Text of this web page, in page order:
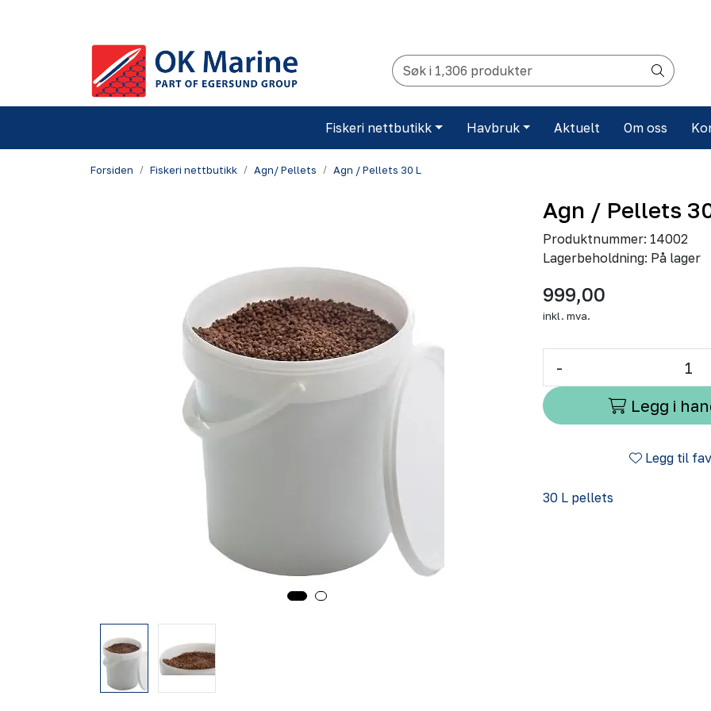
Fiskeri nettbutikk Havbruk Aktuelt Om oss
Forsiden Fiskeri nettbutikk Agn/ Pellets Agn / Pellets 30 L
Agn / Pellets
Produktnummer: 14002
Lagerbeholdning: På lager
999,00
inkl. mva.
-
Legg i
Legg til
30 L pellets